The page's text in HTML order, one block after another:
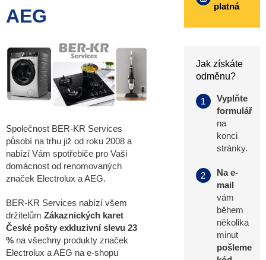
AEG
Společnost BER-KR Services
působí na trhu již od roku 2008 a
nabízí Vám spotřebiče pro Vaši
domácnost od renomovaných
značek Electrolux a AEG.
BER-KR Services nabízí všem
držitelům Zákaznických karet
České pošty exkluzivní slevu 23
% na všechny produkty značek
Electrolux a AEG na e-shopu
platná
Jak získáte
odměnu?
1
Vyplňte
formulář
na
konci
stránky.
2
Na e-
mail
vám
během
několika
minut
pošleme